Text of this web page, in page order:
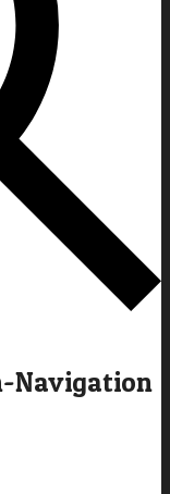
Navigation